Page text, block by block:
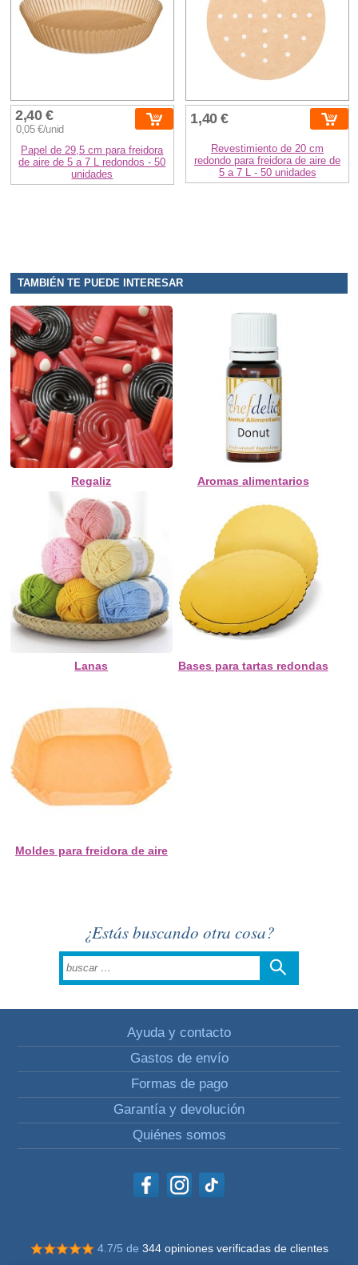
2,40 €
0,05 €/unid
Papel de 29,5 cm para freidora
de aire de 5 a 7 L redondos - 50
unidades
1,40 €
Revestimiento de 20 cm
redondo para freidora de aire de
5 a 7 L - 50 unidades
TAMBIÉN TE PUEDE INTERESAR
Regaliz Aromas alimentarios
Lanas Bases para tartas redondas
Moldes para freidora de aire
¿Estás buscando otra cosa?
Ayuda y contacto
Gastos de envío
Formas de pago
Garantía y devolución
Quiénes somos
4.7/5 de 344 opiniones verificadas de clientes